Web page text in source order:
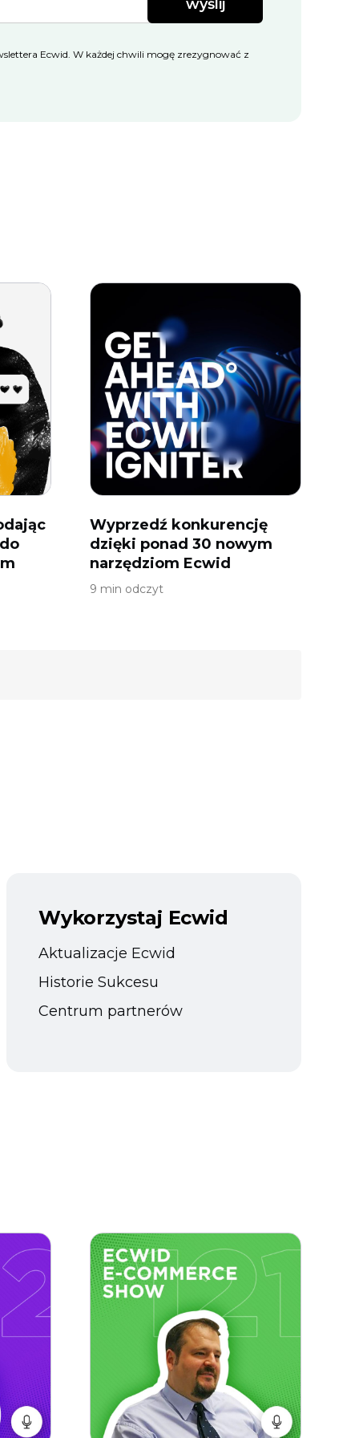
i marketingu.”
wyślij
Ecwid. W każdej chwili mogę zrezygnować z
Wyprzedź konkurencję
dzięki ponad 30 nowym
narzędziom Ecwid
9 min odczyt
Wykorzystaj Ecwid
Aktualizacje Ecwid
Historie Sukcesu
Centrum partnerów